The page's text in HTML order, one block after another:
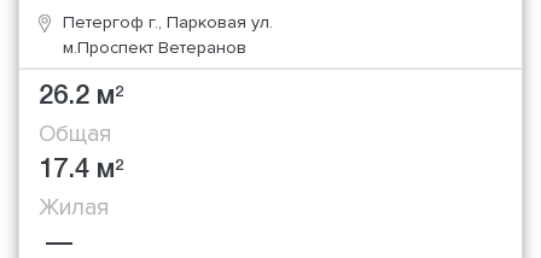
Петергоф г., Парковая ул.
м.Проспект Ветеранов
26.2 м2
Общая
17.4 м2
Жилая
—